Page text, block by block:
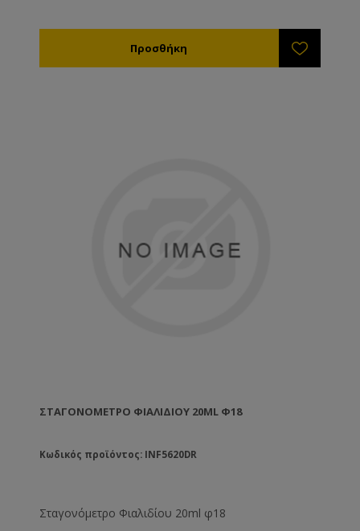
ΣΤΑΓΟΝΌΜΕΤΡΟ ΦΙΑΛΙΔΊΟΥ 20ML Φ18
Κωδικός προϊόντος: INF5620DR
Σταγονόμετρο Φιαλιδίου 20ml φ18